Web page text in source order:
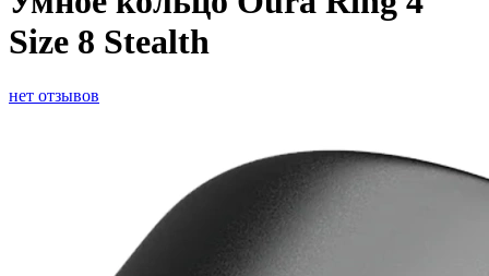
Size 8 Stealth
нет отзывов